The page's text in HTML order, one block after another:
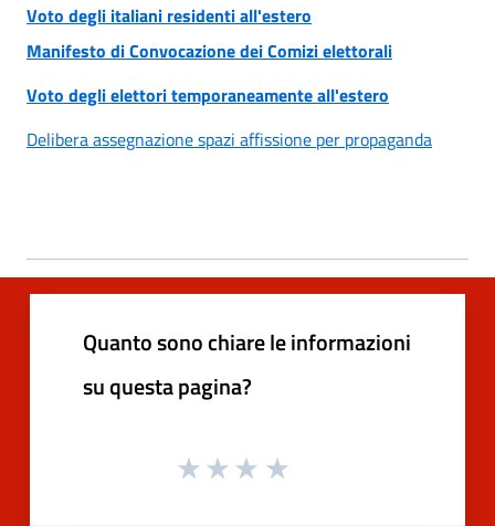
Voto degli italiani residenti all'estero
Manifesto di Convocazione dei Comizi elettorali
Voto degli elettori temporaneamente all'estero
Delibera assegnazione spazi affissione per propaganda
Quanto sono chiare le informazioni
su questa pagina?